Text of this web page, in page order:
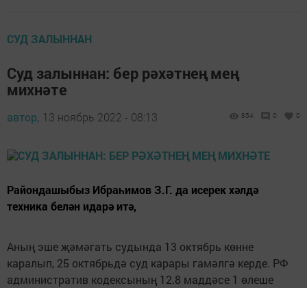
СУД ЗАЛЫННАН
Суд залыннан: бер рәхәтнең мең
михнәте
автор, 13 ноябрь 2022 - 08:13 854 0 0
Райондашыбыз Ибраһимов З.Г. да исерек хәлдә
техника белән идарә итә,
Аның эше җәмәгать судында 13 октябрь көнне
каралып, 25 октябрьдә суд карары гамәлгә керде. РФ
административ кодексының 12.8 маддәсе 1 өлеше